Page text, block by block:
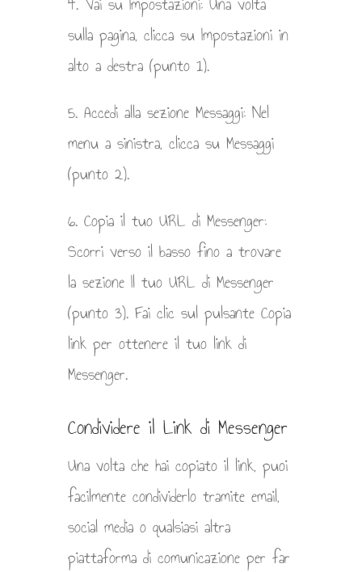
sulla pagina, clicca su Impostazioni in
alto a destra (punto 1).
5. Accedi alla sezione Messaggi: Nel
menu a sinistra, clicca su Messaggi
(punto 2).
6. Copia il tuo URL di Messenger:
Scorri verso il basso fino a trovare
la sezione Il tuo URL di Messenger
(punto 3). Fai clic sul pulsante Copia
link per ottenere il tuo link di
Messenger.
Condividere il Link di Messenger
Una volta che hai copiato il link, puoi
facilmente condividerlo tramite email,
social media o qualsiasi altra
piattaforma di comunicazione per far